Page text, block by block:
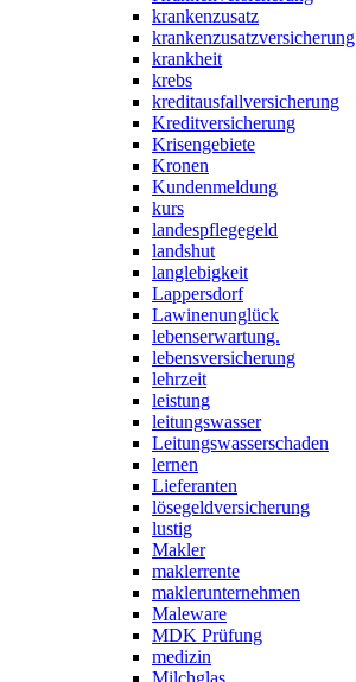
krankenzusatz
krankenzusatzversicherung
krankheit
krebs
kreditausfallversicherung
Kreditversicherung
Krisengebiete
Kronen
Kundenmeldung
kurs
landespflegegeld
landshut
langlebigkeit
Lappersdorf
Lawinenunglück
lebenserwartung.
lebensversicherung
lehrzeit
leistung
leitungswasser
Leitungswasserschaden
lernen
Lieferanten
lösegeldversicherung
lustig
Makler
maklerrente
maklerunternehmen
Maleware
MDK Prüfung
medizin
Milchglas